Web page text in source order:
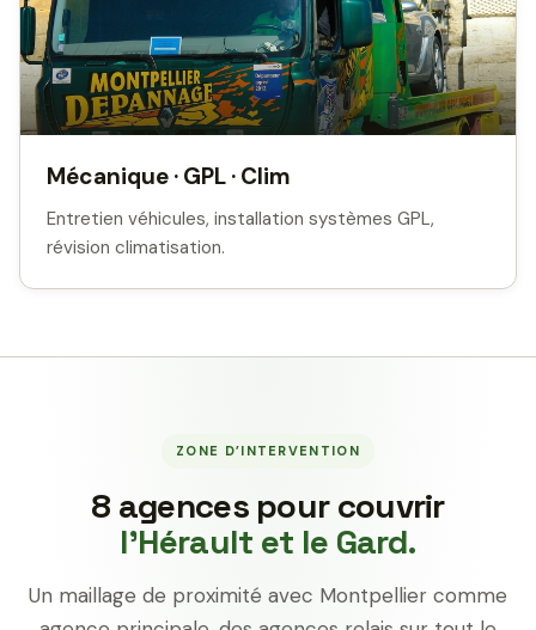
Mécanique · GPL · Clim
Entretien véhicules, installation systèmes GPL,
révision climatisation.
ZONE D’INTERVENTION
8 agences pour couvrir
l’Hérault et le Gard.
Un maillage de proximité avec Montpellier comme